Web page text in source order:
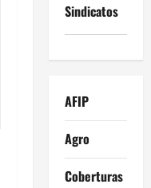
Sindicatos
AFIP
Agro
Coberturas